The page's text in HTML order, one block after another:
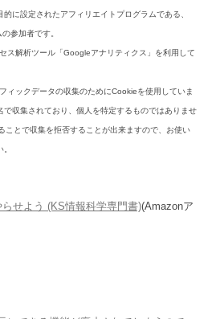
に設定されたアフィリエイトプログラムである、
参加者です。
ス解析ツール「Googleアナリティクス」を利用して
ィックデータの収集のためにCookieを使用していま
収集されており、個人を特定するものではありませ
ことで収集を拒否することが出来ますので、お使い
せよう (KS情報科学専門書)(Amazonア